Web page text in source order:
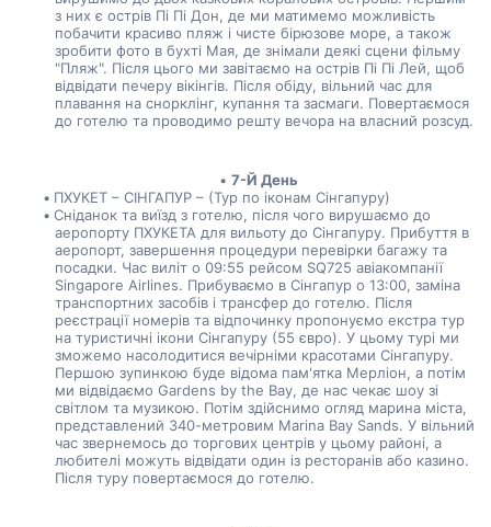
з них є острів Пі Пі Дон, де ми матимемо можливість
побачити красиво пляж і чисте бірюзове море, а також
зробити фото в бухті Мая, де знімали деякі сцени фільму
"Пляж". Після цього ми завітаємо на острів Пі Пі Лей, щоб
відвідати печеру вікінгів. Після обіду, вільний час для
плавання на снорклінг, купання та засмаги. Повертаємося
до готелю та проводимо решту вечора на власний розсуд.
7-Й День
ПХУКЕТ – СІНГАПУР – (Тур по іконам Сінгапуру)
Сніданок та виїзд з готелю, після чого вирушаємо до
аеропорту ПХУКЕТА для вильоту до Сінгапуру. Прибуття в
аеропорт, завершення процедури перевірки багажу та
посадки. Час виліт о 09:55 рейсом SQ725 авіакомпанії
Singapore Airlines. Прибуваємо в Сінгапур о 13:00, заміна
транспортних засобів і трансфер до готелю. Після
реєстрації номерів та відпочинку пропонуємо екстра тур
на туристичні ікони Сінгапуру (55 євро). У цьому турі ми
зможемо насолодитися вечірніми красотами Сінгапуру.
Першою зупинкою буде відома пам'ятка Мерліон, а потім
ми відвідаємо Gardens by the Bay, де нас чекає шоу зі
світлом та музикою. Потім здійснимо огляд марина міста,
представлений 340-метровим Marina Bay Sands. У вільний
час звернемось до торгових центрів у цьому районі, а
любителі можуть відвідати один із ресторанів або казино.
Після туру повертаємося до готелю.